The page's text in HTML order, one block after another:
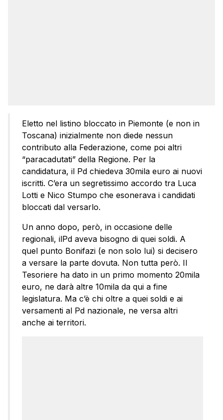
Eletto nel listino bloccato in Piemonte (e non in
Toscana) inizialmente non diede nessun
contributo alla Federazione, come poi altri
“paracadutati” della Regione. Per la
candidatura, il Pd chiedeva 30mila euro ai nuovi
iscritti. C’era un segretissimo accordo tra Luca
Lotti e Nico Stumpo che esonerava i candidati
bloccati dal versarlo.
Un anno dopo, però, in occasione delle
regionali, ilPd aveva bisogno di quei soldi. A
quel punto Bonifazi (e non solo lui) si decisero
a versare la parte dovuta. Non tutta però. Il
Tesoriere ha dato in un primo momento 20mila
euro, ne darà altre 10mila da qui a fine
legislatura. Ma c’è chi oltre a quei soldi e ai
versamenti al Pd nazionale, ne versa altri
anche ai territori.